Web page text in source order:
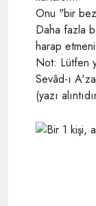
Onu "bir
Daha fazla
harap
Not: Lütfen
Sevâd-ı
(yazı